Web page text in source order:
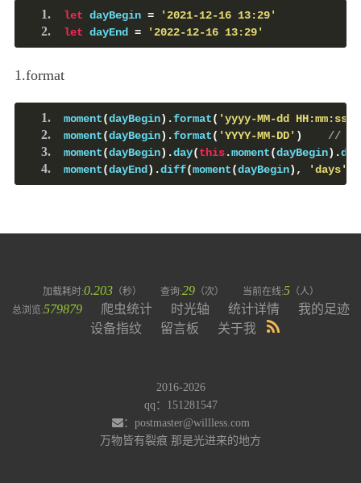
let dayBegin =
'2021-12-16 13:29'
let dayEnd = '2022-12-16 13:29'
1.format
moment(dayBegin).format( 'yyyy-MM-dd HH:mm:ss'
moment(dayBegin).format( 'YYYY-MM-DD' )
// 格
moment(dayBegin).day(this.moment(dayBegin).day
moment(dayEnd ).diff(moment(dayBegin), 'days'
加载耗时:0.203（秒） 查询:29（次） 当前在线:5 （人）
总浏览:579879 爬虫统计 时光轴 统计详情
我的足迹
设备指纹
留言板 关于我
2016-2026
qq：151281547
：postmaster@willless.com
万物皆有裂痕 那是光进来的地方